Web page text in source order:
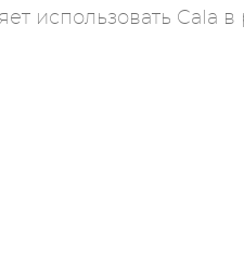
использовать Cala в